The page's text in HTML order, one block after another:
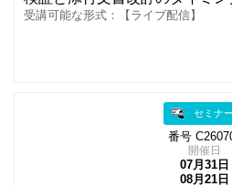
受講可能な形式：【ライブ配信】
セミナー
番号
開催日
07月31日
08月21日